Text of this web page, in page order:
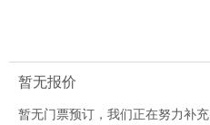
暂无报价
暂无门票预订，我们正在努力补充